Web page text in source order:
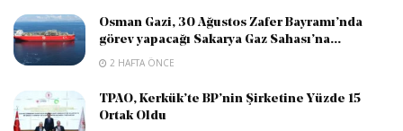
Osman Gazi, 30 Ağustos Zafer Bayramı’nda
görev yapacağı Sakarya Gaz Sahası’na...
2 HAFTA ÖNCE
TPAO, Kerkük’te BP’nin Şirketine Yüzde 15
Ortak Oldu